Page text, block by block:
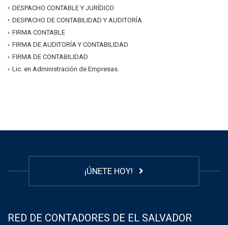
DESPACHO CONTABLE Y JURÍDICO
DESPACHO DE CONTABILIDAD Y AUDITORÍA
FIRMA CONTABLE
FIRMA DE AUDITORÍA Y CONTABILIDAD
FIRMA DE CONTABILIDAD
Lic. en Administración de Empresas.
¡ÚNETE HOY!
RED DE CONTADORES DE EL SALVADOR